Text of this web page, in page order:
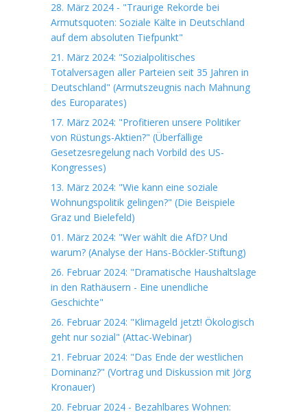
28. März 2024 - "Traurige Rekorde bei
Armutsquoten: Soziale Kälte in Deutschland
auf dem absoluten Tiefpunkt"
21. März 2024: "Sozialpolitisches
Totalversagen aller Parteien seit 35 Jahren in
Deutschland" (Armutszeugnis nach Mahnung
des Europarates)
17. März 2024: "Profitieren unsere Politiker
von Rüstungs-Aktien?" (Überfällige
Gesetzesregelung nach Vorbild des US-
Kongresses)
13. März 2024: "Wie kann eine soziale
Wohnungspolitik gelingen?" (Die Beispiele
Graz und Bielefeld)
01. März 2024: "Wer wählt die AfD? Und
warum? (Analyse der Hans-Böckler-Stiftung)
26. Februar 2024: "Dramatische Haushaltslage
in den Rathäusern - Eine unendliche
Geschichte"
26. Februar 2024: "Klimageld jetzt! Ökologisch
geht nur sozial" (Attac-Webinar)
21. Februar 2024: "Das Ende der westlichen
Dominanz?" (Vortrag und Diskussion mit Jörg
Kronauer)
20. Februar 2024 - Bezahlbares Wohnen: